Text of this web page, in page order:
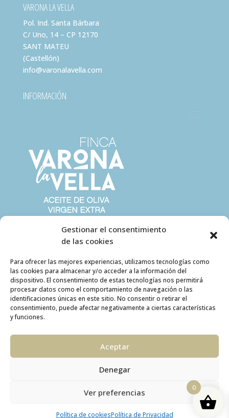
Gestionar el consentimiento
de las cookies
Para ofrecer las mejores experiencias, utilizamos tecnologías como
las cookies para almacenar y/o acceder a la información del
dispositivo. El consentimiento de estas tecnologías nos permitirá
procesar datos como el comportamiento de navegación o las
identificaciones únicas en este sitio. No consentir o retirar el
consentimiento, puede afectar negativamente a ciertas características
y funciones.
Aceptar
Denegar
Ver preferencias
Política de cookiesPolítica de Privacidad
VARONA LA VELLA
Pol. Ind. Santa Bárbara
C/ Uno, 14 – CP 12170
SANT MATEU
(Castellón)
info@varonalavella.com
INFORMACIÓN
0